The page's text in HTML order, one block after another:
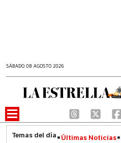
SÁBADO 08 AGOSTO 2026
Últimas Noticias